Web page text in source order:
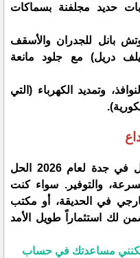
حديد مجلفنة بسماكات
بانل للجدران والأسقف
دريل) مع جلود مانعة
وتمديد الكهرباء (التي
​تعد غرف ومجالس الساندوتش بانل في جدة لعام 2026 الحل
والتوفير. سواء كنت
في الحديقة، أو مكتب
لك استثماراً طويل الأمد
مساعدتك في حساب